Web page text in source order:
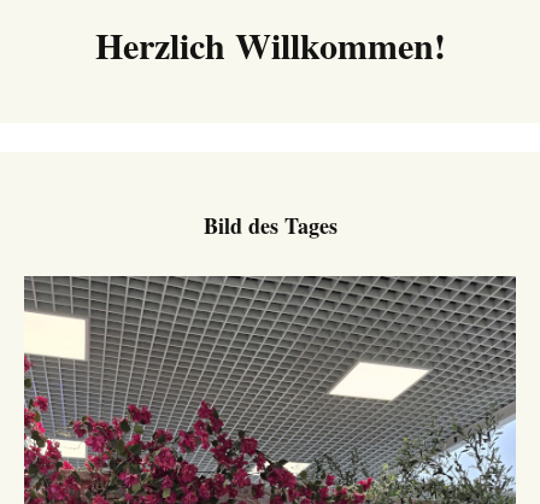
Herzlich Willkommen!
Bild des Tages